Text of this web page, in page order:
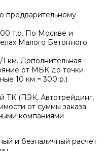
предварительному
т.р. По Москве и
Малого Бетонного
км. Дополнительная
от МБК до точки
10 км = 300 р.)
ТК (ПЭК, Автотрейдинг,
от суммы заказа.
компаниями
и безналичный расчет